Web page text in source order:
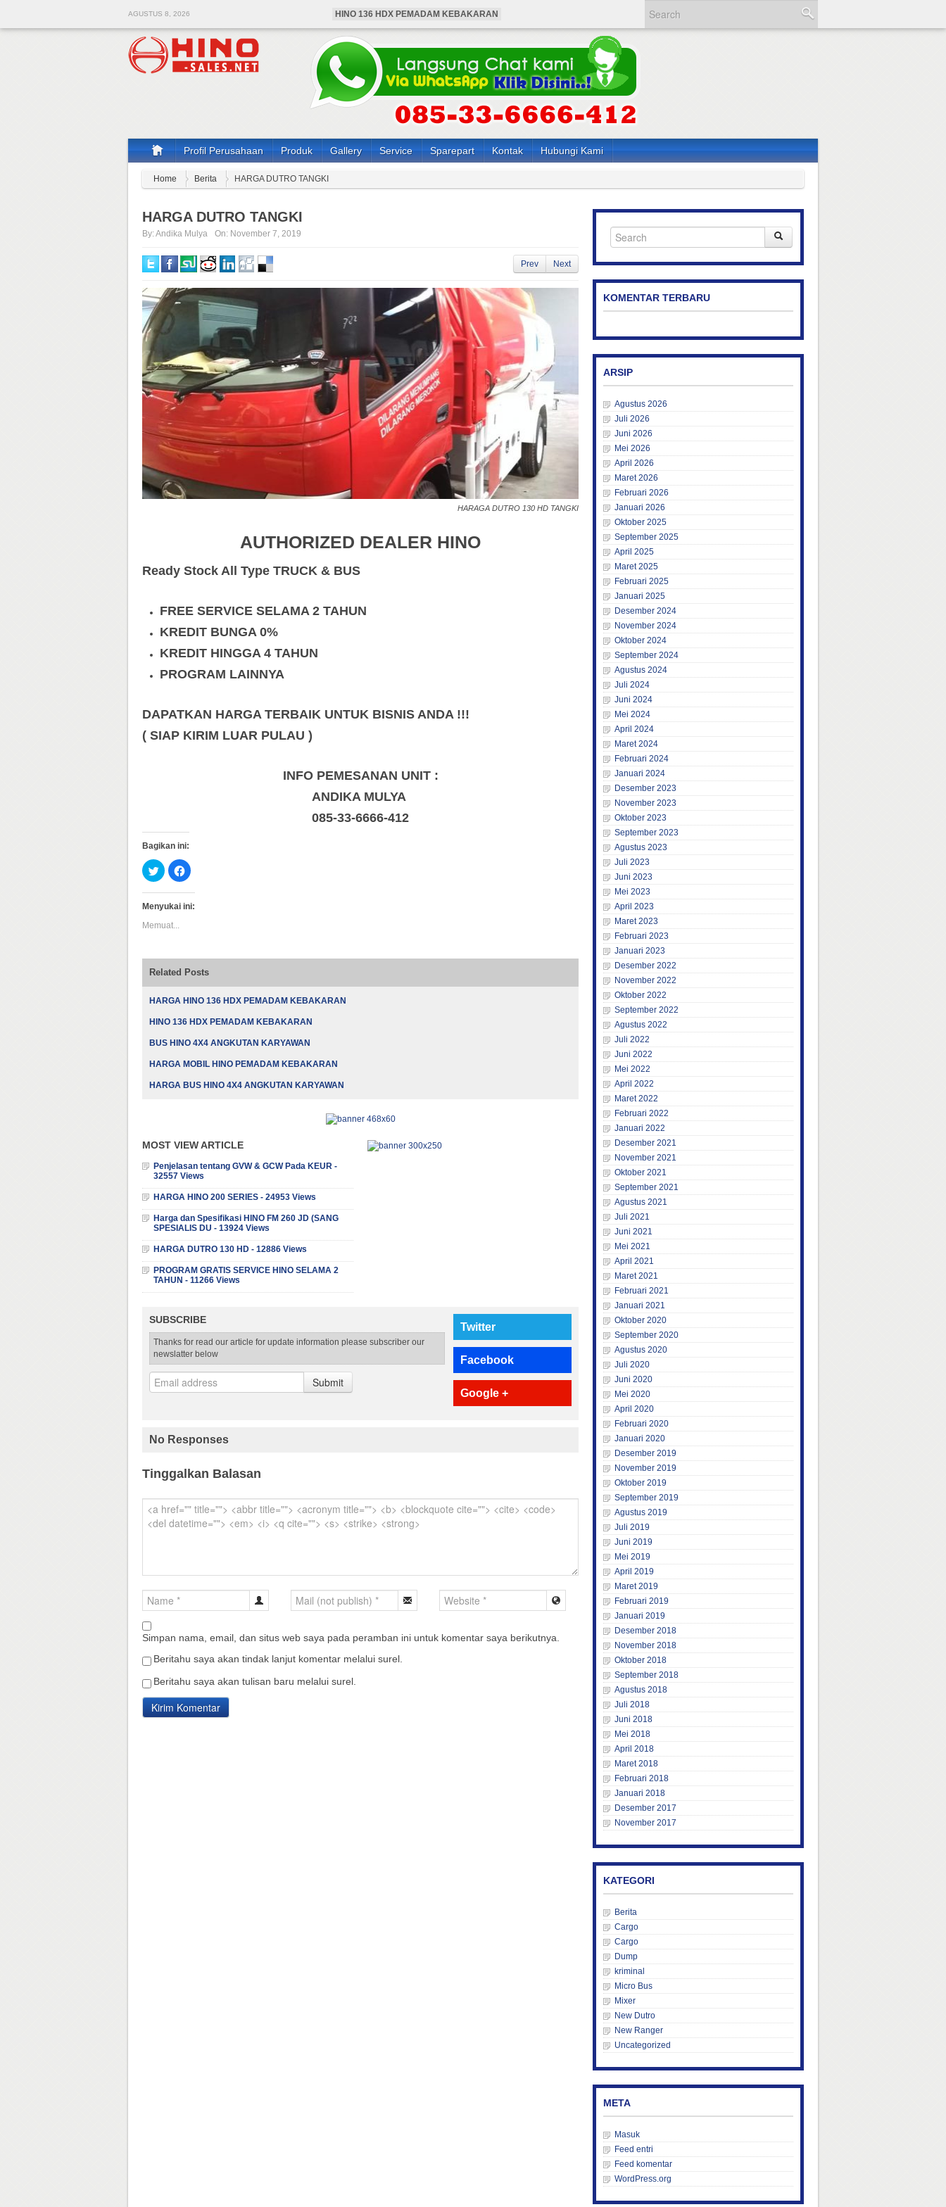
AGUSTUS 8, 2026
HINO 136 HDX PEMADAM KEBAKARAN
BUS HINO 4X4 ANGKUTAN KARYAWAN
HARGA MOBIL HINO PEMADAM KEBAKARAN
HARGA BUS HINO 4X4 ANGKUTAN KARYAWAN
HARGA HINO 136 HDX PEMADAM KEBAKARAN
Profil Perusahaan Produk Gallery Service Sparepart Kontak Hubungi Kami
Home Berita HARGA DUTRO TANGKI
HARGA DUTRO TANGKI
By:Andika Mulya On: November 7, 2019
Prev Next
HARAGA DUTRO 130 HD TANGKI
AUTHORIZED DEALER HINO
Ready Stock All Type TRUCK & BUS
FREE SERVICE SELAMA 2 TAHUN
KREDIT BUNGA 0%
KREDIT HINGGA 4 TAHUN
PROGRAM LAINNYA
DAPATKAN HARGA TERBAIK UNTUK BISNIS ANDA !!!
( SIAP KIRIM LUAR PULAU )
INFO PEMESANAN UNIT :
ANDIKA MULYA
085-33-6666-412
Bagikan ini:
Klik
untuk
berbagi
pada
Twitter(Membuka
di
yang
Klik
untuk
di
Facebook(Membuka
di
Menyukai ini:
Memuat...
Related Posts
HARGA HINO 136 HDX PEMADAM KEBAKARAN
HINO 136 HDX PEMADAM KEBAKARAN
BUS HINO 4X4 ANGKUTAN KARYAWAN
HARGA MOBIL HINO PEMADAM KEBAKARAN
HARGA BUS HINO 4X4 ANGKUTAN KARYAWAN
MOST VIEW ARTICLE
Penjelasan tentang GVW & GCW Pada KEUR -
32557 Views
HARGA HINO 200 SERIES - 24953 Views
Harga dan Spesifikasi HINO FM 260 JD (SANG
SPESIALIS DU - 13924 Views
HARGA DUTRO 130 HD - 12886 Views
PROGRAM GRATIS SERVICE HINO SELAMA 2
TAHUN - 11266 Views
SUBSCRIBE
Thanks for read our article for update information please subscriber our
newslatter below
Submit
Twitter
Facebook
Google +
No Responses
Tinggalkan Balasan
Simpan nama, email, dan situs web saya pada peramban ini untuk komentar saya berikutnya.
Beritahu saya akan tindak lanjut komentar melalui surel.
Beritahu saya akan tulisan baru melalui surel.
KOMENTAR TERBARU
ARSIP
Agustus 2026
Juli 2026
Juni 2026
Mei 2026
April 2026
Maret 2026
Februari 2026
Januari 2026
Oktober 2025
September 2025
April 2025
Maret 2025
Februari 2025
Januari 2025
Desember 2024
November 2024
Oktober 2024
September 2024
Agustus 2024
Juli 2024
Juni 2024
Mei 2024
April 2024
Maret 2024
Februari 2024
Januari 2024
Desember 2023
November 2023
Oktober 2023
September 2023
Agustus 2023
Juli 2023
Juni 2023
Mei 2023
April 2023
Maret 2023
Februari 2023
Januari 2023
Desember 2022
November 2022
Oktober 2022
September 2022
Agustus 2022
Juli 2022
Juni 2022
Mei 2022
April 2022
Maret 2022
Februari 2022
Januari 2022
Desember 2021
November 2021
Oktober 2021
September 2021
Agustus 2021
Juli 2021
Juni 2021
Mei 2021
April 2021
Maret 2021
Februari 2021
Januari 2021
Oktober 2020
September 2020
Agustus 2020
Juli 2020
Juni 2020
Mei 2020
April 2020
Februari 2020
Januari 2020
Desember 2019
November 2019
Oktober 2019
September 2019
Agustus 2019
Juli 2019
Juni 2019
Mei 2019
April 2019
Maret 2019
Februari 2019
Januari 2019
Desember 2018
November 2018
Oktober 2018
September 2018
Agustus 2018
Juli 2018
Juni 2018
Mei 2018
April 2018
Maret 2018
Februari 2018
Januari 2018
Desember 2017
November 2017
KATEGORI
Berita
Cargo
Cargo
Dump
kriminal
Micro Bus
Mixer
New Dutro
New Ranger
Uncategorized
META
Masuk
Feed entri
Feed komentar
WordPress.org